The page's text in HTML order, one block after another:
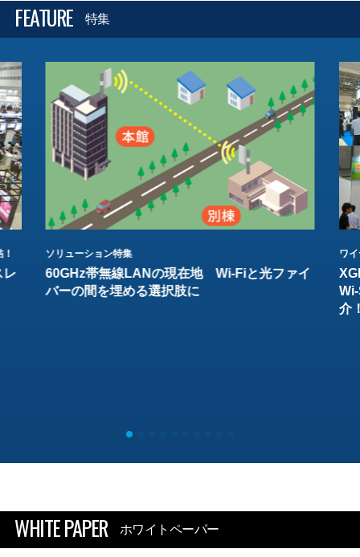
FEATURE 特集
レ
ソリューション特集
60GHz帯無線LANの現在地 Wi-Fiと光ファイ
バーの間を埋める選択肢に
ワ
介
WHITE PAPER ホワイトペーパー